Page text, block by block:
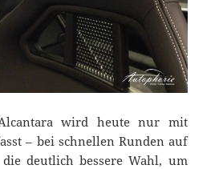
wird heute nur mit
– bei schnellen Runden auf
deutlich bessere Wahl, um